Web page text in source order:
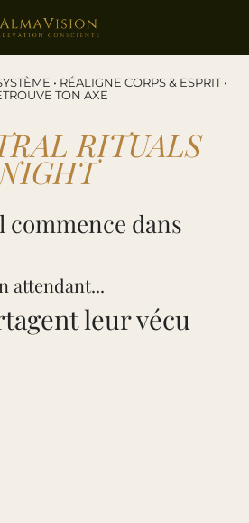
• RÉALIGNE CORPS & ESPRIT •
TON AXE
RITUALS
commence dans
attendant...
leur vécu